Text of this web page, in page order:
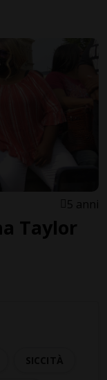
5 anni
Taylor